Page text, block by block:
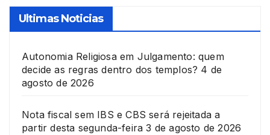
Ultimas Noticias
Autonomia Religiosa em Julgamento: quem
decide as regras dentro dos templos? 4 de
agosto de 2026
Nota fiscal sem IBS e CBS será rejeitada a
partir desta segunda-feira 3 de agosto de 2026